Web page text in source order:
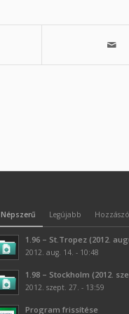
Népszerű Legújabb
1.96 – St.Tropez (2012.
2012. aug. 14. - 10:48
1.98 – Stockholm (2012.
2012. szept. 27. - 13:59
Program frissítése